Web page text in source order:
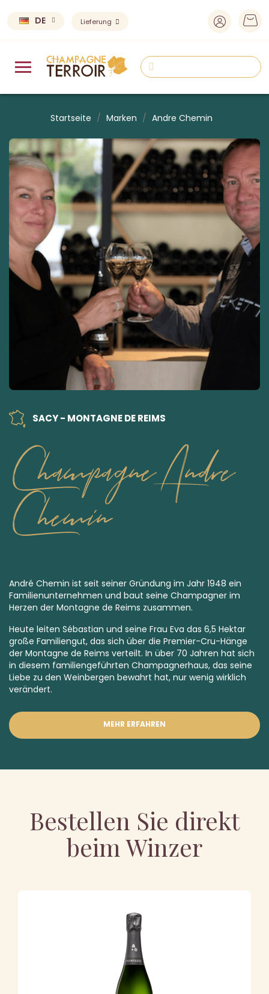
DE Lieferung
Startseite Marken Andre Chemin
SACY - MONTAGNE DE REIMS
Champagne Andre
Chemin
André Chemin ist seit seiner Gründung im Jahr 1948 ein
Familienunternehmen und baut seine Champagner im
Herzen der Montagne de Reims zusammen.
Heute leiten Sébastian und seine Frau Eva das 6,5 Hektar
große Familiengut, das sich über die Premier-Cru-Hänge
der Montagne de Reims verteilt. In über 70 Jahren hat sich
in diesem familiengeführten Champagnerhaus, das seine
Liebe zu den Weinbergen bewahrt hat, nur wenig wirklich
verändert.
MEHR ERFAHREN
Bestellen Sie direkt
beim Winzer